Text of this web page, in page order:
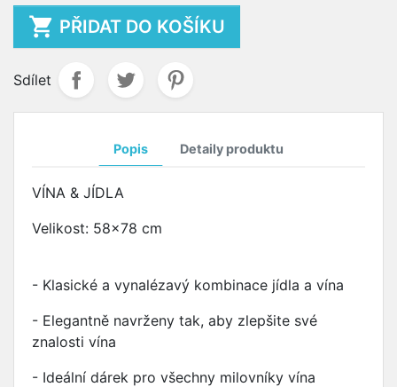
 PŘIDAT DO KOŠÍKU
Sdílet
Popis Detaily produktu
VÍNA & JÍDLA
Velikost: 58x78 cm
- Klasické a vynalézavý kombinace jídla a vína
- Elegantně navrženy tak, aby zlepšite své
znalosti vína
- Ideální dárek pro všechny milovníky vína